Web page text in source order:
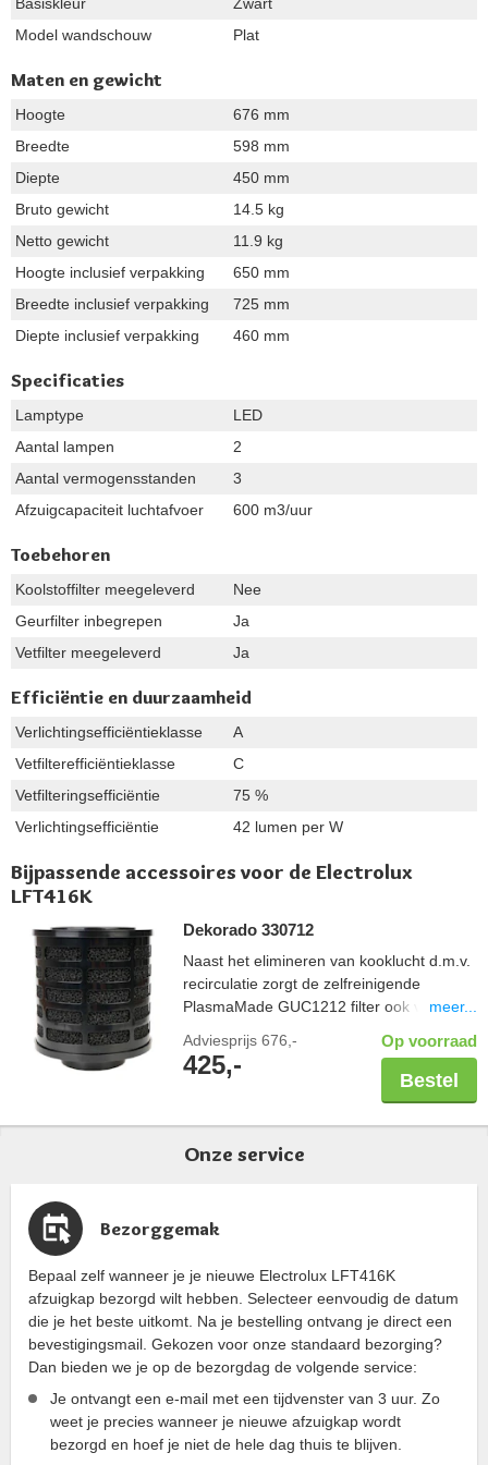
Basiskleur
Zwart
Model wandschouw
Plat
Maten en gewicht
Hoogte
676 mm
Breedte
598 mm
Diepte
450 mm
Bruto gewicht
14.5 kg
Netto gewicht
11.9 kg
Hoogte inclusief verpakking
650 mm
Breedte inclusief verpakking
725 mm
Diepte inclusief verpakking
460 mm
Specificaties
Lamptype
LED
Aantal lampen
2
Aantal vermogensstanden
3
Afzuigcapaciteit luchtafvoer
600 m3/uur
Toebehoren
Koolstoffilter meegeleverd
Nee
Geurfilter inbegrepen
Ja
Vetfilter meegeleverd
Ja
Efficiëntie en duurzaamheid
Verlichtingsefficiëntieklasse
A
Vetfilterefficiëntieklasse
C
Vetfilteringsefficiëntie
75 %
Verlichtingsefficiëntie
42 lumen per W
Bijpassende accessoires voor de Electrolux
LFT416K
Dekorado 330712
Naast het elimineren van kooklucht d.m.v.
recirculatie zorgt de zelfreinigende
PlasmaMade GUC1212 filter ook voor een
pollen en bacteriën. Controleer altijd de
maatvoering van uw schacht in combinatie
met een PlasmaMade filter. Let hierbij op
de breedte en diepte, maar ook een
benodigde hoogte van 20cm. Capaciteit
600 m3/u.
meer...
Adviesprijs 676,-
425,-
Op voorraad
Bestel
Onze service
Bezorggemak
Bepaal zelf wanneer je je nieuwe Electrolux LFT416K
afzuigkap bezorgd wilt hebben. Selecteer eenvoudig de datum
die je het beste uitkomt. Na je bestelling ontvang je direct een
bevestigingsmail. Gekozen voor onze standaard bezorging?
Dan bieden we je op de bezorgdag de volgende service:
Je ontvangt een e-mail met een tijdvenster van 3 uur. Zo
weet je precies wanneer je nieuwe afzuigkap wordt
bezorgd en hoef je niet de hele dag thuis te blijven.